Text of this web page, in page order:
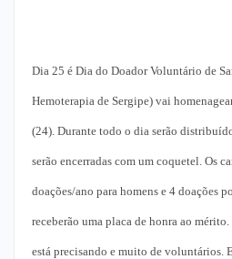
Dia 25 é Dia do Doador Voluntário de
Hemoterapia de Sergipe) vai
(24). Durante todo o dia serão
serão encerradas com um coquetel. Os
doações/ano para homens e 4 doações
receberão uma placa de honra ao
está precisando e muito de voluntários.